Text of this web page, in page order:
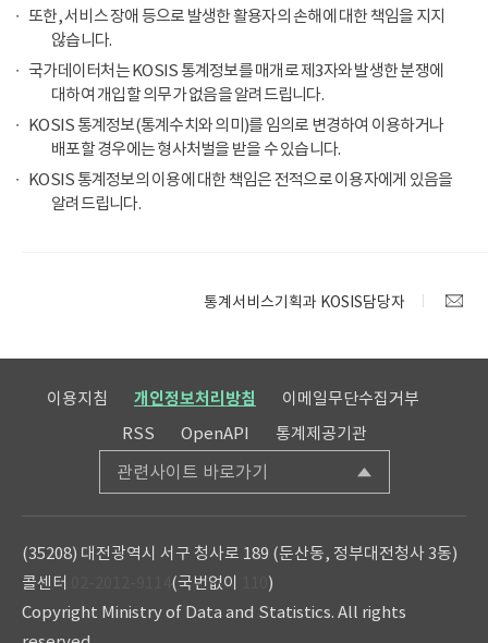
또한, 서비스 장애 등으로 발생한 활용자의 손해에 대한 책임을 지지
않습니다.
국가데이터처는 KOSIS 통계정보를 매개로 제3자와 발생한 분쟁에
대하여 개입할 의무가 없음을 알려드립니다.
KOSIS 통계정보(통계수치와 의미)를 임의로 변경하여 이용하거나
배포할 경우에는 형사처벌을 받을 수 있습니다.
KOSIS 통계정보의 이용에 대한 책임은 전적으로 이용자에게 있음을
알려드립니다.
통계서비스기획과 KOSIS담당자
이용지침 개인정보처리방침
이메일무단수집거부
RSS
OpenAPI 통계제공기관
관련사이트 바로가기
(35208) 대전광역시 서구 청사로 189 (둔산동, 정부대전청사 3동)
콜센터
(국번없이
)
Copyright Ministry of Data and Statistics. All rights